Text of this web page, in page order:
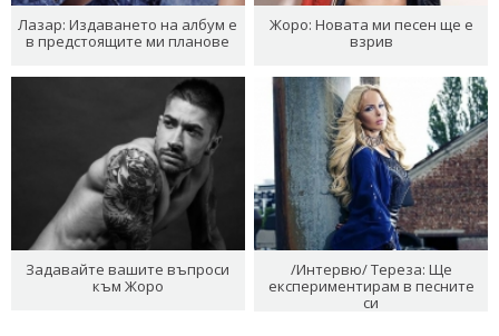
Лазар: Издаването на албум е
в предстоящите ми планове
Жоро: Новата ми песен ще е
взрив
Задавайте вашите въпроси
към Жоро
/Интервю/ Тереза: Ще
експериментирам в песните
си